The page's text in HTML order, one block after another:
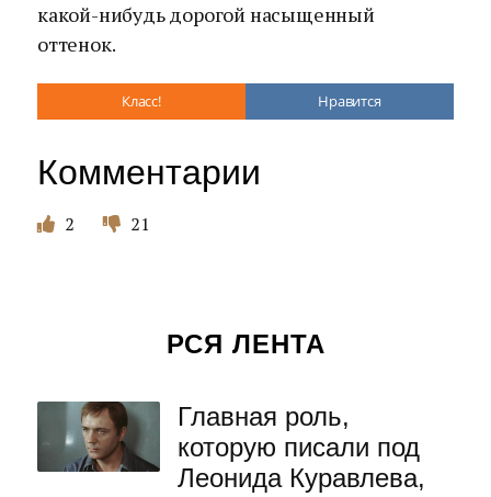
какой-нибудь дорогой насыщенный
оттенок.
Класс! Нравится
Комментарии
2 21
РСЯ ЛЕНТА
Главная роль,
которую писали под
Леонида Куравлева,